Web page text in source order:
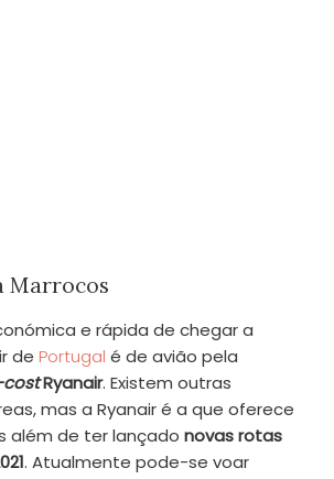
Marrocos
e rápida de chegar a
de Portugal é de avião pela
Ryanair. Existem outras
mas a Ryanair é a que oferece
além de ter lançado novas rotas
. Atualmente pode-se voar